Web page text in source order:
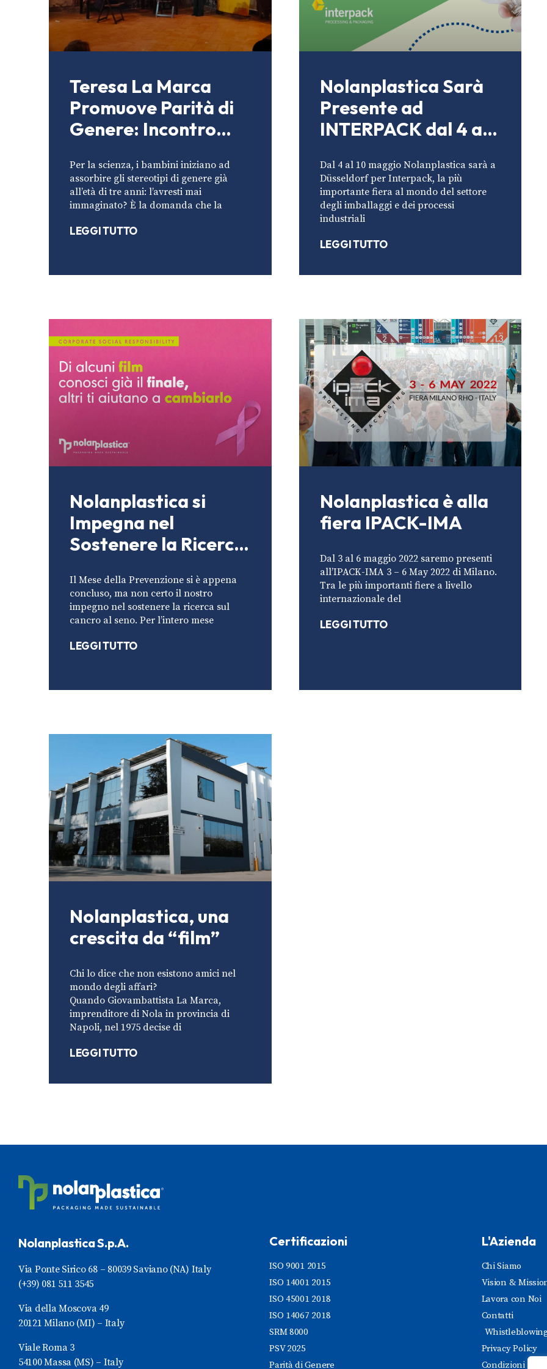
Teresa La Marca
Promuove Parità di
Genere: Incontro
elementare Santa
Chiara di Nola
Per la scienza, i bambini iniziano ad
assorbire gli stereotipi di genere già
all’età di tre anni: l’avresti mai
immaginato? È la domanda che la
LEGGI TUTTO
Nolanplastica Sarà
Presente ad
INTERPACK dal 4 al
Dal 4 al 10 maggio Nolanplastica sarà a
Düsseldorf per Interpack, la più
importante fiera al mondo del settore
degli imballaggi e dei processi
industriali
LEGGI TUTTO
Nolanplastica si
Impegna nel
Sostenere la Ricerca
Il Mese della Prevenzione si è appena
concluso, ma non certo il nostro
impegno nel sostenere la ricerca sul
cancro al seno. Per l’intero mese
LEGGI TUTTO
Nolanplastica è alla
fiera IPACK-IMA
Dal 3 al 6 maggio 2022 saremo presenti
all’IPACK-IMA 3 – 6 May 2022 di Milano.
Tra le più importanti fiere a livello
internazionale del
LEGGI TUTTO
Nolanplastica, una
crescita da “film”
Chi lo dice che non esistono amici nel
mondo degli affari?
Quando Giovambattista La Marca,
imprenditore di Nola in provincia di
Napoli, nel 1975 decise di
LEGGI TUTTO
Nolanplastica S.p.A.
Via Ponte Sirico 68 – 80039 Saviano (NA) Italy
(+39) 081 511 3545
Via della Moscova 49
20121 Milano (MI) – Italy
Viale Roma 3
54100 Massa (MS) – Italy
Certificazioni
ISO 9001 2015
ISO 14001 2015
ISO 45001 2018
ISO 14067 2018
SRM 8000
PSV 2025
Parità di Genere
L'Azienda
Chi Siamo
Vision &
Lavora con Noi
Contatti
Privacy Policy
Condizioni di